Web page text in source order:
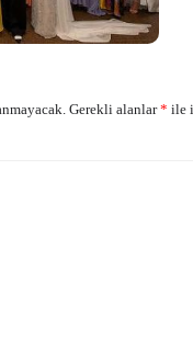
Gerekli alanlar* ile